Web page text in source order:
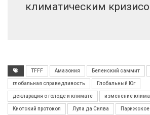
климатическим
TFFF Амазония Беленский саммит
глобальная справедливость Глобальный Юг
декларация о голоде и климате изменение
Киотский протокол Лула да Силва